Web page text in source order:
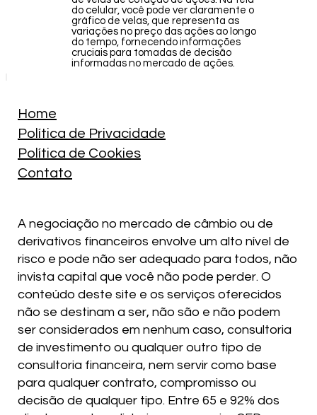
do celular, você pode ver claramente o
gráfico de velas, que representa as
variações no preço das ações ao longo
do tempo, fornecendo informações
cruciais para tomadas de decisão
informadas no mercado de ações.
Home
Política de Privacidade
Política de Cookies
Contato
A negociação no mercado de câmbio ou de
derivativos financeiros envolve um alto nível de
risco e pode não ser adequado para todos, não
invista capital que você não pode perder. O
conteúdo deste site e os serviços oferecidos
não se destinam a ser, não são e não podem
ser considerados em nenhum caso, consultoria
de investimento ou qualquer outro tipo de
consultoria financeira, nem servir como base
para qualquer contrato, compromisso ou
decisão de qualquer tipo. Entre 65 e 92% dos